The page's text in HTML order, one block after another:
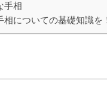
手相
についての基礎知識を